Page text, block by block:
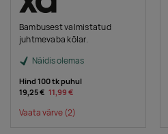
Bambusest valmistatud
juhtmevaba kõlar.
Näidis olemas
Hind 100 tk puhul
19,25 € 11,99 €
Vaata värve(2)